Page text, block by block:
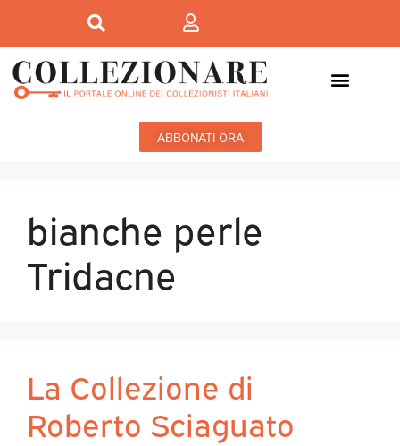
ABBONATI ORA
bianche perle
Tridacne
La Collezione di
Roberto Sciaguato